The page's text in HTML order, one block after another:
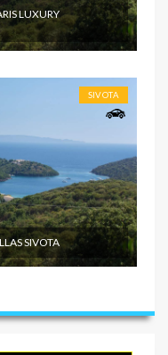
LUXURY
SIVOTA
SIVOTA